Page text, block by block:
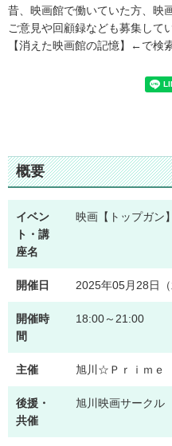
昔、映画館で働いていた方、映
ご意見や回顧録なども募集して
【消えた映画館の記憶】←で検
概要
イベン
ト・講
座名
映画【トップガン
開催日 2025年05月28日（
開催時
間
18:00～21:00
主催 旭川☆Ｐｒｉｍｅ
後援・
共催
旭川映画サーク